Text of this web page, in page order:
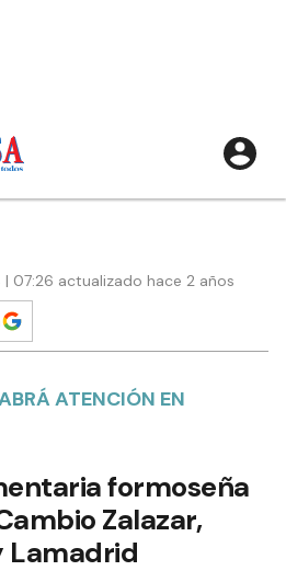
07:26 actualizado hace 2 años
ATENCIÓN EN
formoseña
Zalazar,
Lamadrid